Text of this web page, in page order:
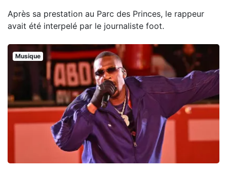
Après sa prestation au Parc des Princes, le rappeur
avait été interpelé par le journaliste foot.
Musique